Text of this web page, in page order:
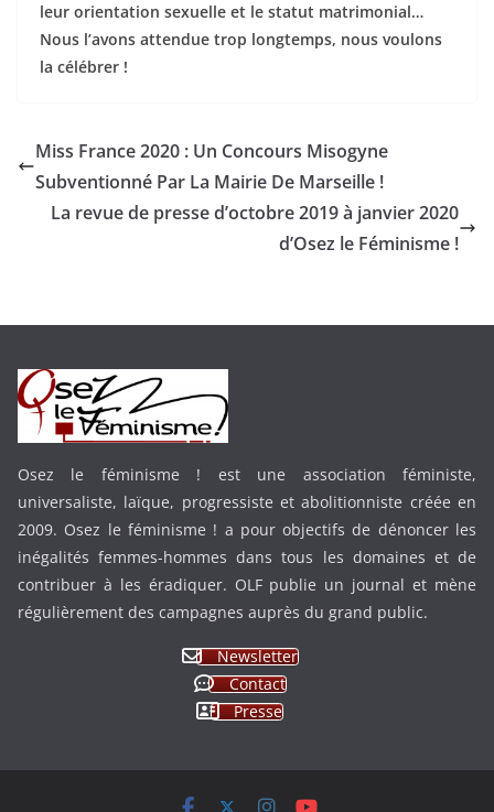
leur orientation sexuelle et le statut matrimonial…
Nous l’avons attendue trop longtemps, nous voulons
la célébrer !
Miss France 2020 : Un Concours Misogyne
Subventionné Par La Mairie De Marseille !
La revue de presse d’octobre 2019 à janvier 2020
d’Osez le Féminisme !
Osez le féminisme ! est une association féministe,
universaliste, laïque, progressiste et abolitionniste créée en
2009. Osez le féminisme ! a pour objectifs de dénoncer les
inégalités femmes-hommes dans tous les domaines et de
contribuer à les éradiquer. OLF publie un journal et mène
régulièrement des campagnes auprès du grand public.
Newsletter
Contact
Presse